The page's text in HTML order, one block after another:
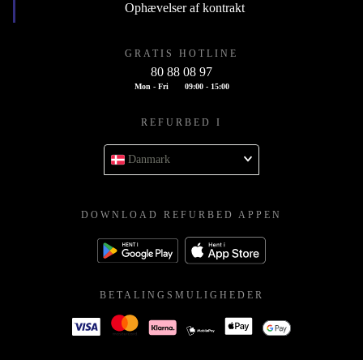
Ophævelser af kontrakt
GRATIS HOTLINE
80 88 08 97
Mon - Fri 09:00 - 15:00
REFURBED I
Danmark
DOWNLOAD REFURBED APPEN
BETALINGSMULIGHEDER